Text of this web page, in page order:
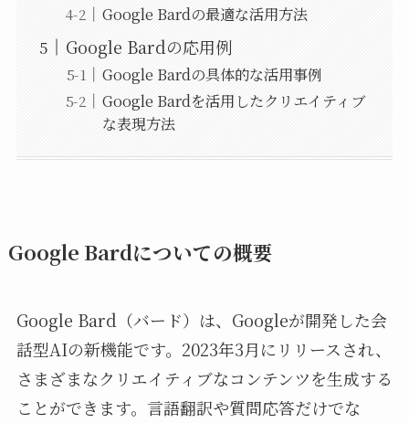
Google Bardの最適な活用方法
Google Bardの応用例
Google Bardの具体的な活用事例
Google Bardを活用したクリエイティブ
な表現方法
Google Bardについての概要
Google Bard（バード）は、Googleが開発した会
話型AIの新機能です。2023年3月にリリースされ、
さまざまなクリエイティブなコンテンツを生成する
ことができます。言語翻訳や質問応答だけでな